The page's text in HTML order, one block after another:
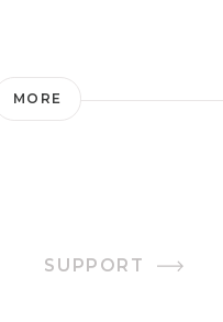
MORE
SUPPORT